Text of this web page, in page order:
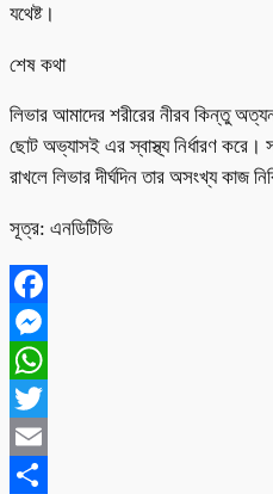
যথেষ্ট।
শেষ কথা
লিভার আমাদের শরীরের নীরব কিন্তু
ছোট অভ্যাসই এর স্বাস্থ্য নির্ধারণ
রাখলে লিভার দীর্ঘদিন তার অসংখ্য কাজ
সূত্র: এনডিটিভি
Facebook
Messenger
WhatsApp
Twitter
Email